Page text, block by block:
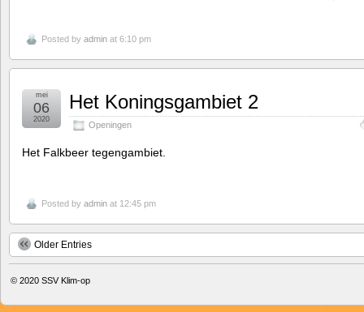
Posted by admin at 6:10 pm
Het Koningsgambiet 2
Openingen
mei
06
2020
Het Falkbeer tegengambiet.
Posted by admin at 12:45 pm
Older Entries
© 2020 SSV Klim-op